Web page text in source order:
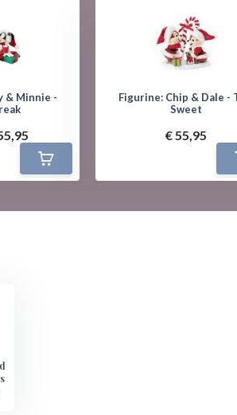
& Minnie -
Figurine: Chip & Dale -
Sweet
€ 55,95